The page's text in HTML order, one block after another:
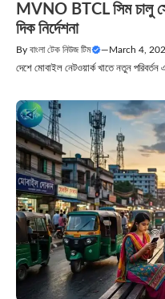
MVNO BTCL সিম চালু
দিক নির্দেশনা
By বাংলা টেক নিউজ টিম —March 4,
দেশে মোবাইল নেটওয়ার্ক খাতে নতুন